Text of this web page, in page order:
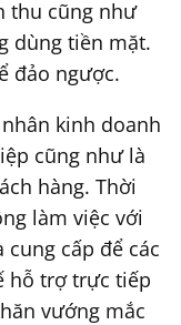
thu cũng như
dùng tiền mặt.
đảo ngược.
kinh doanh
cũng như là
hàng. Thời
làm việc với
cấp để các
hỗ trợ trực tiếp
vướng mắc